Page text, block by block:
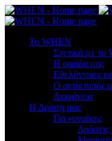
To WHEN
Σχετικά με το
Η ομάδα μας
Εθελόντριες
Ο αντίκτυπός
Διαφάνεια
Η Δράση μας
Για γυναίκες